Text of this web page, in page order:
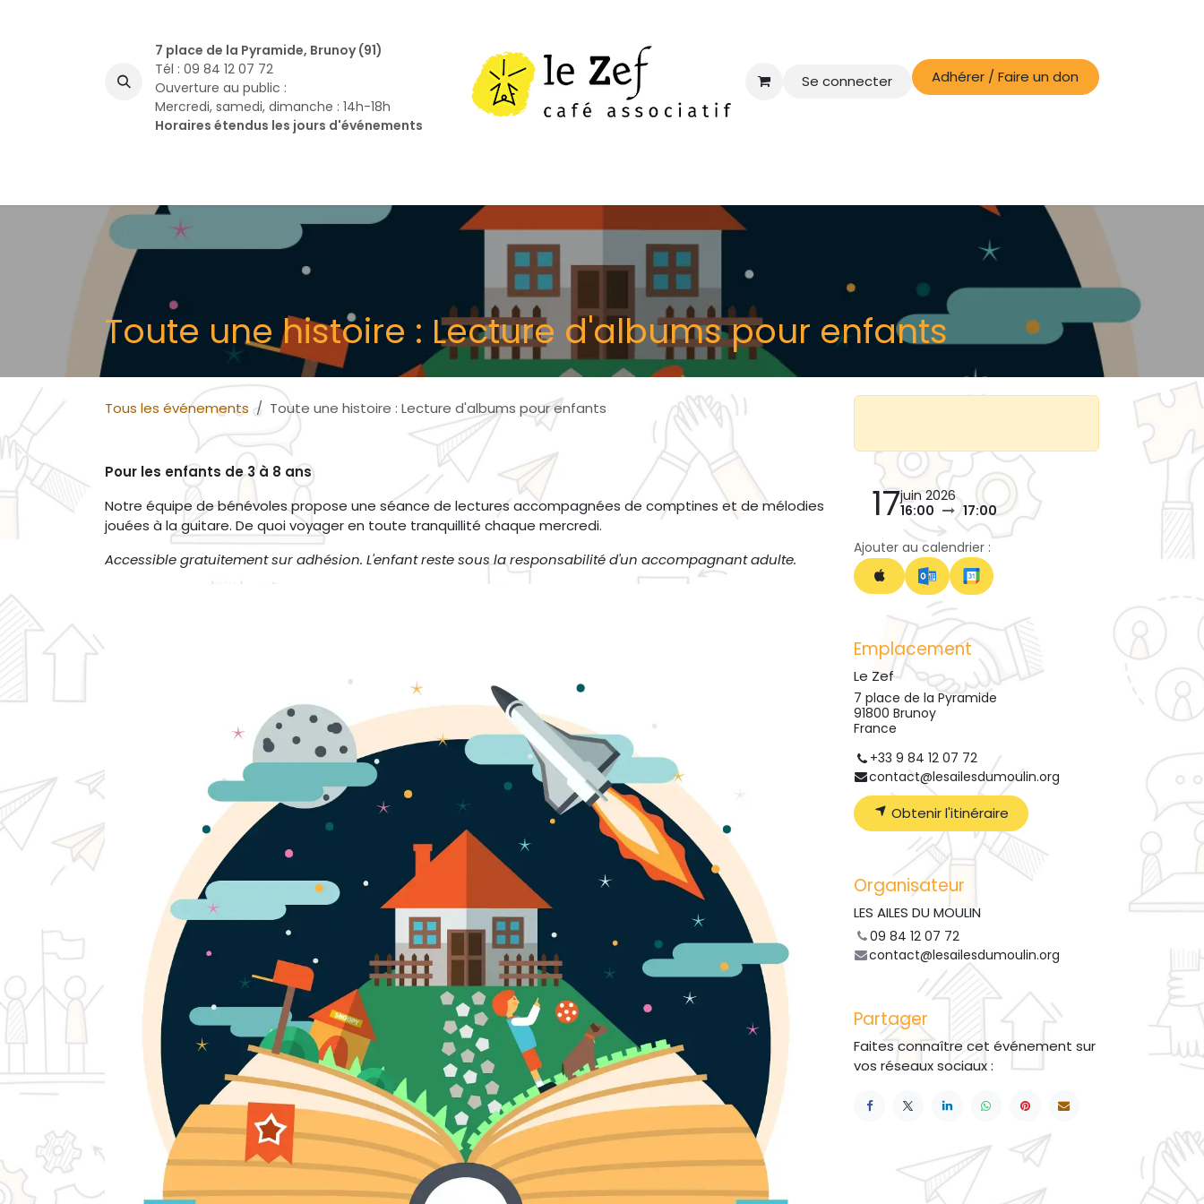
7 place de la Pyramide, Brunoy (91)
Tél : 09 84 12 07 72
Ouverture au public :
Mercredi, samedi, dimanche : 14h-18h
Horaires étendus les jours d'événements
Se connecter Adhérer / Faire un don
Toute une histoire : Lecture d'albums pour enfants
Tous les événements Toute une histoire : Lecture d'albums pour enfants
Pour les enfants de 3 à 8 ans
Notre équipe de bénévoles propose une séance de lectures accompagnées de comptines et de mélodies
jouées à la guitare. De quoi voyager en toute tranquillité chaque mercredi.
Accessible gratuitement sur adhésion. L'enfant reste sous la responsabilité d'un accompagnant adulte.
17juin 2026
16:00
17:00
Ajouter au calendrier :
Emplacement
Le Zef
7 place de la Pyramide
91800 Brunoy
France
+33 9 84 12 07 72
contact@lesailesdumoulin.org
Obtenir l'itinéraire
Organisateur
LES AILES DU MOULIN
09 84 12 07 72
contact@lesailesdumoulin.org
Partager
Faites connaître cet événement sur
vos réseaux sociaux :